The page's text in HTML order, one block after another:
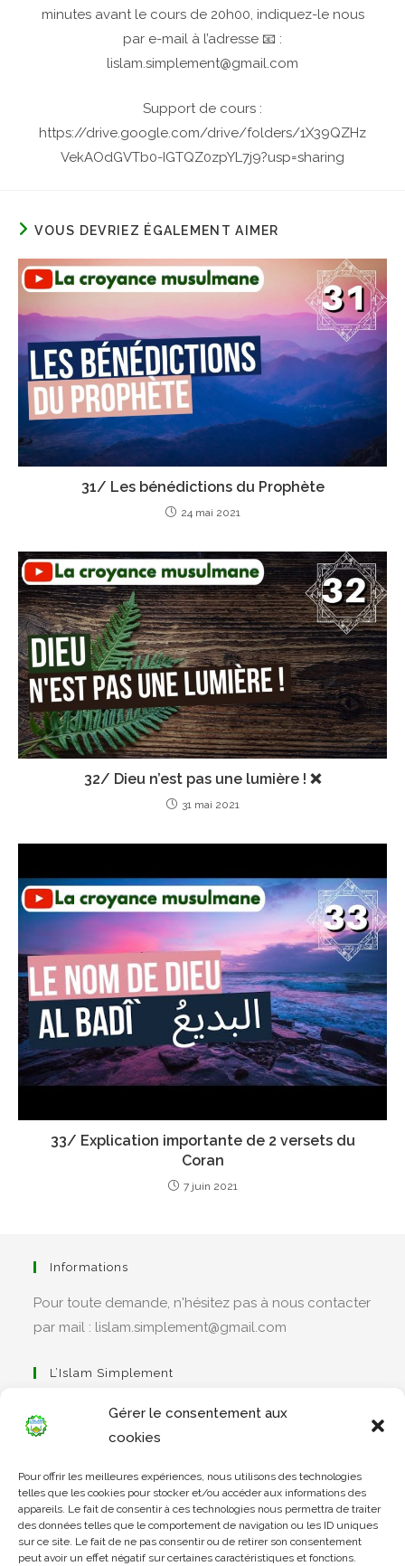
Gérer le consentement aux
cookies
Pour offrir les meilleures expériences, nous utilisons des technologies
telles que les cookies pour stocker et/ou accéder aux informations des
appareils. Le fait de consentir à ces technologies nous permettra de traiter
des données telles que le comportement de navigation ou les ID uniques
sur ce site. Le fait de ne pas consentir ou de retirer son consentement
peut avoir un effet négatif sur certaines caractéristiques et fonctions.
minutes avant le cours de 20h00, indiquez-le nous
par e-mail à l’adresse 📧 :
lislam.simplement@gmail.com
Support de cours :
https://drive.google.com/drive/folders/1X39QZHz
VekAOdGVTb0-IGTQZ0zpYL7j9?usp=sharing
VOUS DEVRIEZ ÉGALEMENT AIMER
31/ Les bénédictions du Prophète
24 mai 2021
32/ Dieu n’est pas une lumière ! ❌
31 mai 2021
33/ Explication importante de 2 versets du
Coran
7 juin 2021
Informations
Pour toute demande, n'hésitez pas à nous contacter
par mail : lislam.simplement@gmail.com
L’Islam Simplement
dans
un
nouvel
onglet
Apprendre Le Coran Simplement